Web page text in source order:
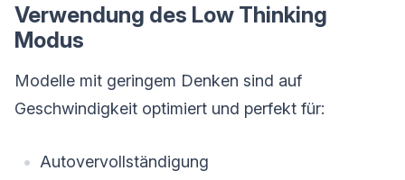
Verwendung des Low Thinking
Modus
Modelle mit geringem Denken sind auf
Geschwindigkeit optimiert und perfekt für:
Autovervollständigung